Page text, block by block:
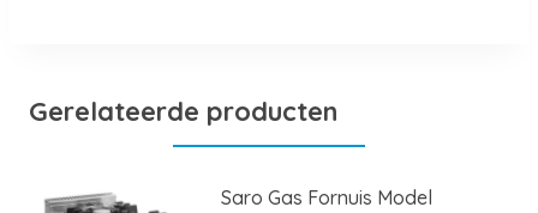
Gerelateerde producten
Saro Gas Fornuis Model